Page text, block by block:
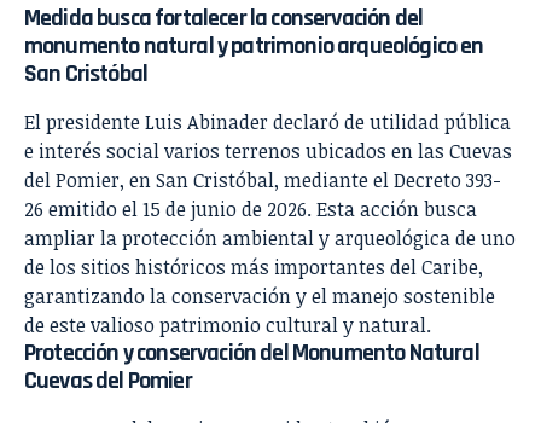
Medida busca fortalecer la conservación del
monumento natural y patrimonio arqueológico en
San Cristóbal
El presidente Luis Abinader declaró de utilidad pública
e interés social varios terrenos ubicados en las Cuevas
del Pomier, en San Cristóbal, mediante el Decreto 393-
26 emitido el 15 de junio de 2026. Esta acción busca
ampliar la protección ambiental y arqueológica de uno
de los sitios históricos más importantes del Caribe,
garantizando la conservación y el manejo sostenible
de este valioso patrimonio cultural y natural.
Protección y conservación del Monumento Natural
Cuevas del Pomier